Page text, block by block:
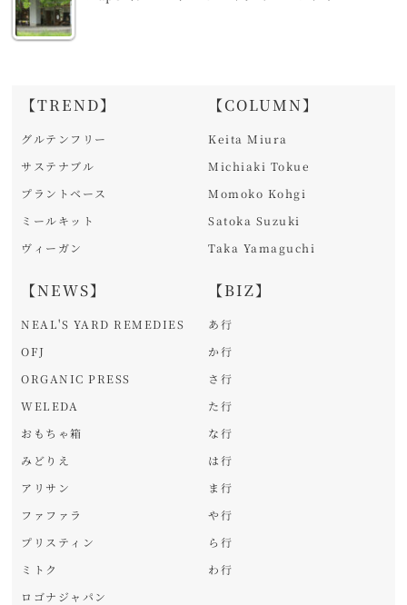
【TREND】
グルテンフリー
サステナブル
プラントベース
ミールキット
ヴィーガン
【NEWS】
NEAL'S YARD REMEDIES
OFJ
ORGANIC PRESS
WELEDA
おもちゃ箱
みどりえ
アリサン
ファファラ
プリスティン
ミトク
ロゴナジャパン
【COLUMN】
Keita Miura
Michiaki Tokue
Momoko Kohgi
Satoka Suzuki
Taka Yamaguchi
【BIZ】
あ行
か行
さ行
た行
な行
は行
ま行
や行
ら行
わ行